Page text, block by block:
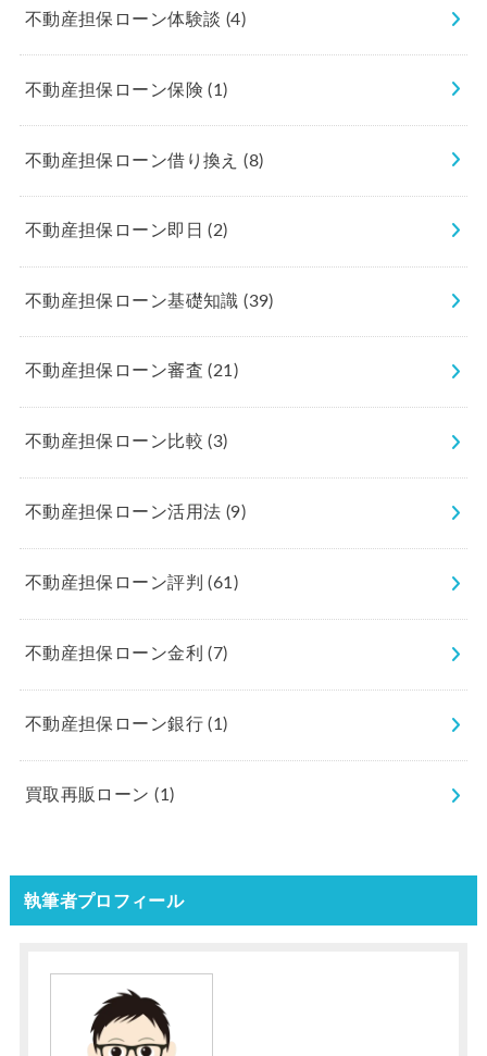
不動産担保ローン体験談 (4)
不動産担保ローン保険(1)
不動産担保ローン借り換え(8)
不動産担保ローン即日(2)
不動産担保ローン基礎知識(39)
不動産担保ローン審査(21)
不動産担保ローン比較(3)
不動産担保ローン活用法 (9)
不動産担保ローン評判(61)
不動産担保ローン金利(7)
不動産担保ローン銀行(1)
買取再販ローン(1)
執筆者プロフィール